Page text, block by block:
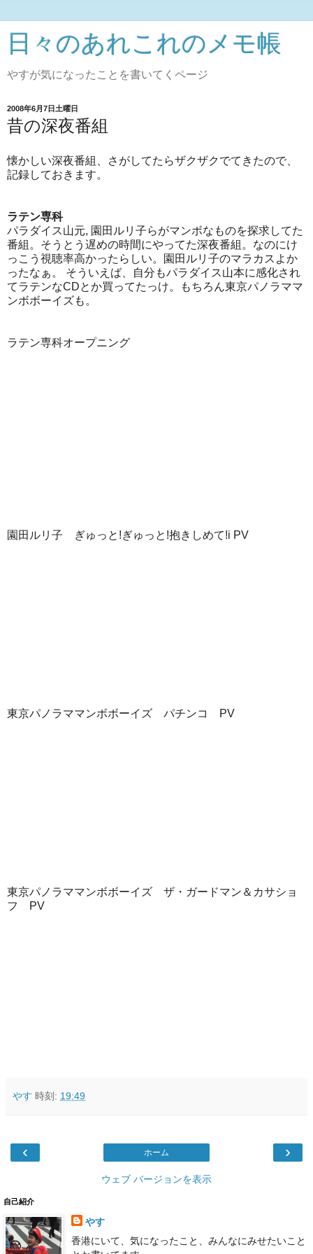
日々のあれこれのメモ帳
やすが気になったことを書いてくページ
2008年6月7日土曜日
昔の深夜番組
懐かしい深夜番組、さがしてたらザクザクでてきたので、
記録しておきます。
ラテン専科
パラダイス山元, 園田ルリ子らがマンボなものを探求してた
番組。そうとう遅めの時間にやってた深夜番組。なのにけ
っこう視聴率高かったらしい。園田ルリ子のマラカスよか
ったなぁ。 そういえば、自分もパラダイス山本に感化され
てラテンなCDとか買ってたっけ。もちろん東京パノラママ
ンボボーイズも。
ラテン専科オープニング
園田ルリ子 ぎゅっと!ぎゅっと!抱きしめて!i PV
東京パノラママンボボーイズ パチンコ PV
東京パノラママンボボーイズ ザ・ガードマン＆カサショ
フ PV
やす 時刻: 19:49
‹ ›
ホーム
ウェブ バージョンを表示
自己紹介
やす
香港にいて、気になったこと、みんなにみせたいこと